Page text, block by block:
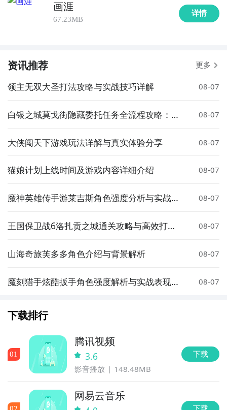
画涯
67.23MB
详情
资讯推荐 更多
领主无双大圣打法攻略与实战技巧详解 08-07
白银之城莫戈街隐藏委托任务全流程攻略：触
08-07
大侠闯天下游戏玩法详解与真实体验分享 08-07
猫娘计划上线时间及游戏内容详细介绍 08-07
魔神英雄传手游莱吉斯角色强度分析与实战搭
08-07
王国保卫战6洛扎贡之城通关攻略与高效打法
08-07
山海奇旅芙多多角色介绍与背景解析 08-07
魔刻猎手炫酷扳手角色强度解析与实战表现评
08-07
下载排行
01
腾讯视频
3.6
影音播放 148.48MB
下载
02
网易云音乐